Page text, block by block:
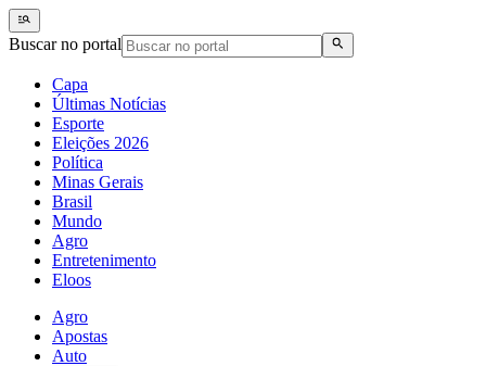
Buscar no portal
Capa
Últimas Notícias
Esporte
Eleições 2026
Política
Minas Gerais
Brasil
Mundo
Agro
Entretenimento
Eloos
Agro
Apostas
Auto